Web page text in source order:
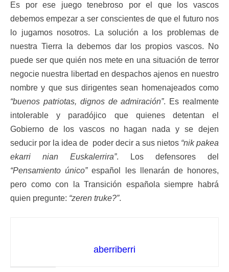
Es por ese juego tenebroso por el que los vascos
debemos empezar a ser conscientes de que el futuro nos
lo jugamos nosotros. La solución a los problemas de
nuestra Tierra la debemos dar los propios vascos. No
puede ser que quién nos mete en una situación de terror
negocie nuestra libertad en despachos ajenos en nuestro
nombre y que sus dirigentes sean homenajeados como
“buenos patriotas, dignos de admiración”. Es realmente
intolerable y paradójico que quienes detentan el
Gobierno de los vascos no hagan nada y se dejen
seducir por la idea de poder decir a sus nietos “nik pakea
ekarri nian Euskalerrira”. Los defensores del
“Pensamiento único”español les llenarán de honores,
pero como con la Transición española siempre habrá
quien pregunte: “zeren truke?”.
aberriberri